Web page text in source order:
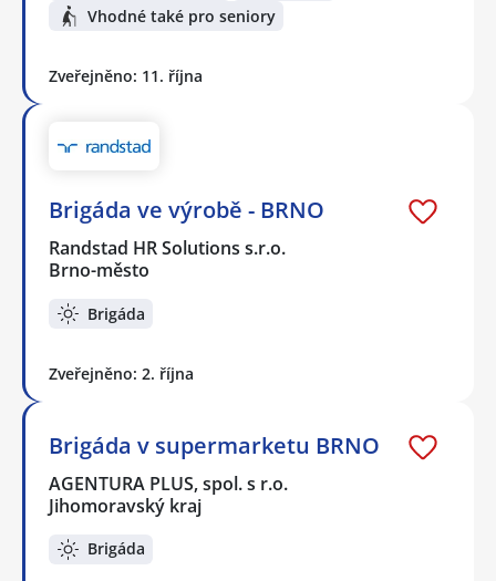
Vhodné také pro seniory
Zveřejněno: 11. října
Brigáda ve výrobě - BRNO
Randstad HR Solutions s.r.o.
Brno-město
Brigáda
Zveřejněno: 2. října
Brigáda v supermarketu BRNO
AGENTURA PLUS, spol. s r.o.
Jihomoravský kraj
Brigáda